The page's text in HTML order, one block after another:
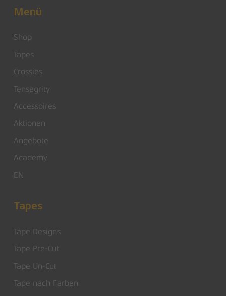
Menü
Shop
Tapes
Crossies
Tensegrity
Accessoires
Aktionen
Angebote
Academy
EN
Tapes
Tape Designs
Tape Pre-Cut
Tape Un-Cut
Tape nach Farben